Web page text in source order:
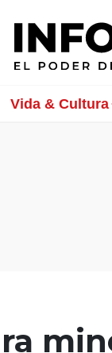
Vida & Cultura